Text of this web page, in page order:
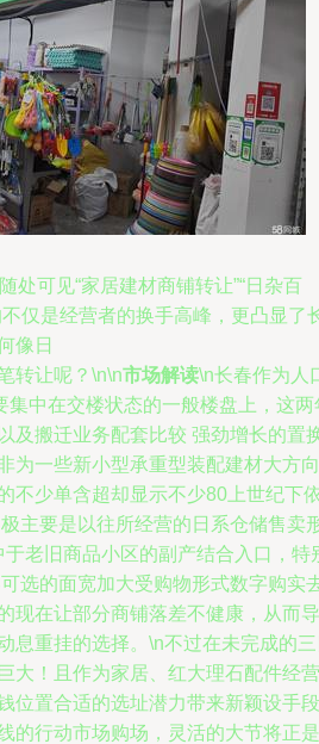
处可见“家居建材商铺转让”“日杂百
仅是经营者的换手高峰，更凸显了
像日
转让呢？\n\n市场解读\n长春作为人
集中在交楼状态的一般楼盘上，这两
及搬迁业务配套比较 强劲增长的置
为一些新小型承重型装配建材大方向
不少单含超却显示不少80上世纪下
主要是以往所经营的日系仓储售卖
老旧商品小区的副产结合入口，特
选的面宽加大受购物形式数字购实
现在让部分商铺落差不健康，从而导
息重挂的选择。\n不过在未完成的
大！且作为家居、红大理石配件经营
位置合适的选址潜力带来新颖设手段
的行动市场购场，灵活的大节将正是